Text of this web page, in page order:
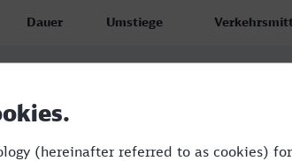
Dauer Umstiege